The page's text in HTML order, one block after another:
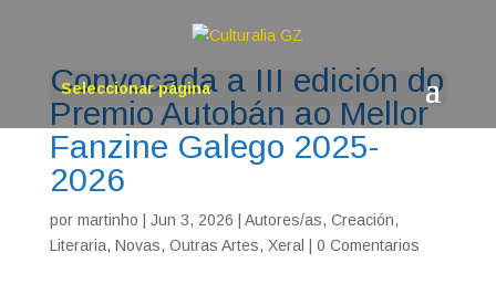
Seleccionar página
Convocada a III edición do
Premio Autobán ao Mellor
Fanzine Galego 2025-
2026
por martinho Jun 3, 2026 Autores/as, Creación,
Literaria, Novas, Outras Artes, Xeral 0 Comentarios